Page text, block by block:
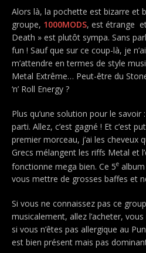
Alors là, la pochette est bizarre et
groupe, 1000MODS, est étrange
Death » est plutôt sympa. Sans
fun ! Sauf que sur ce coup-là, je
m’attendre en termes de style
Metal Extrême… Peut-être du
‘n’ Roll Energy ?
Plus qu’une solution pour le savoir
parti. Allez, c’est gagné ! Et c’est
premier morceau, j’ai les cheveux
Grecs mélangent les riffs Metal et
fonctionne mega bien. Ce 5e
vous mettre de grosses baffes et
Si vous ne connaissez pas ce
musicalement, allez l’acheter,
si vous n’êtes pas allergique au
est bien présent mais pas